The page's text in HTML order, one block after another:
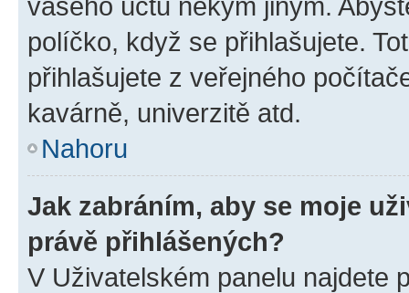
políčko, když se přihlašujete.
přihlašujete z veřejného
kavárně, univerzitě atd.
Nahoru
Jak zabráním, aby se moje
právě přihlášených?
V Uživatelském panelu najdete